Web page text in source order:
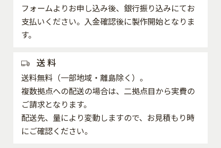
フォームよりお申し込み後、銀行振り込みにてお
支払いください。入金確認後に製作開始となりま
す。
送 料
送料無料（一部地域・離島除く）。
複数拠点への配送の場合は、二拠点目から実費の
ご請求となります。
配送先、量により変動しますので、お見積もり時
にご確認ください。